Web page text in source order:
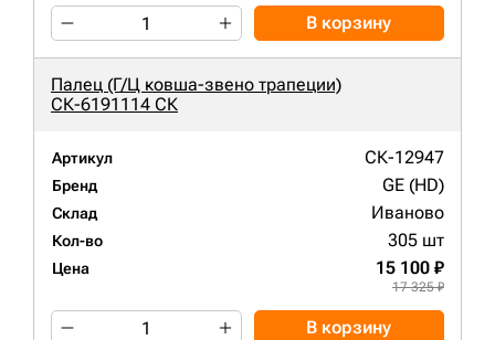
В корзину
Палец (Г/Ц ковша-звено трапеции)
СК-6191114 СК
Артикул СК-12947
Бренд GE (HD)
Склад Иваново
Кол-во 305 шт
Цена 15 100 ₽
17 325 ₽
В корзину